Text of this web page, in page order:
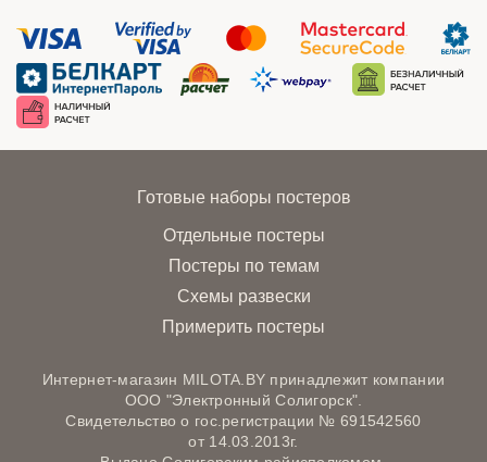
Готовые наборы постеров
Отдельные постеры
Постеры по темам
Схемы развески
Примерить постеры
Интернет-магазин MILOTA.BY принадлежит компании
ООО "Электронный Солигорск".
Свидетельство о гос.регистрации № 691542560
от 14.03.2013г.